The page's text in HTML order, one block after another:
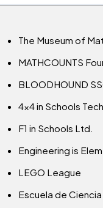
The Museum of
MATHCOUNTS
BLOODHOUND
4x4 in Schools
F1 in Schools Ltd.
Engineering is
LEGO League
Escuela de Ciencia